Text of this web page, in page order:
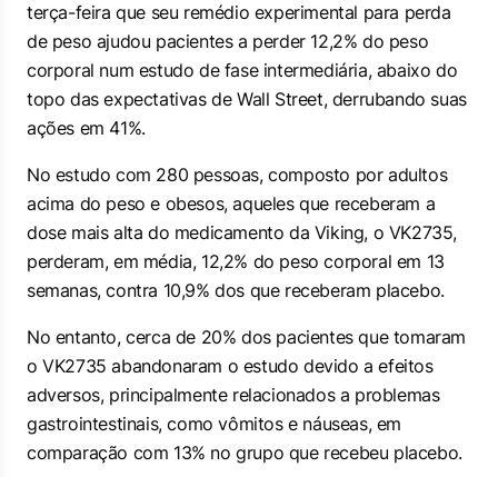
terça-feira que seu remédio experimental para perda
de peso ajudou pacientes a perder 12,2% do peso
corporal num estudo de fase intermediária, abaixo do
topo das expectativas de Wall Street, derrubando suas
ações em 41%.
No estudo com 280 pessoas, composto por adultos
acima do peso e obesos, aqueles que receberam a
dose mais alta do medicamento da Viking, o VK2735,
perderam, em média, 12,2% do peso corporal em 13
semanas, contra 10,9% dos que receberam placebo.
No entanto, cerca de 20% dos pacientes que tomaram
o VK2735 abandonaram o estudo devido a efeitos
adversos, principalmente relacionados a problemas
gastrointestinais, como vômitos e náuseas, em
comparação com 13% no grupo que recebeu placebo.